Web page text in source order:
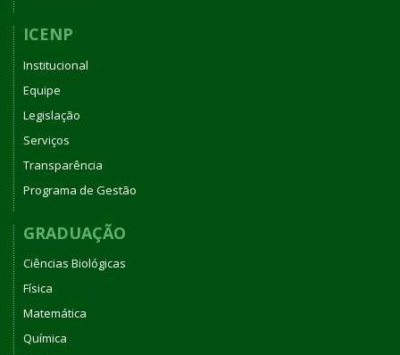
ICENP
Institucional
Equipe
Legislação
Serviços
Transparência
Programa de Gestão
GRADUAÇÃO
Ciências Biológicas
Física
Matemática
Química